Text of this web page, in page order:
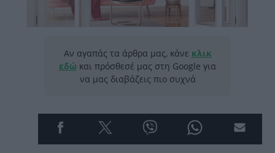
Αν αγαπάς τα άρθρα μας, κάνε κλικ
εδώ και πρόσθεσέ μας στη Google για
να μας διαβάζεις πιο συχνά